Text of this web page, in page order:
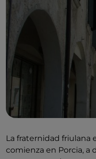
La fraternidad friulana
comienza en Porcia, a